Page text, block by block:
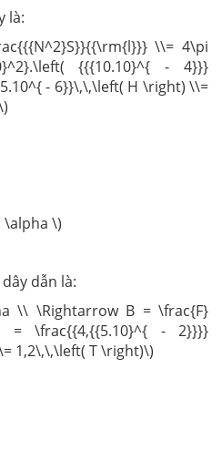
là:
\\= 4\pi
{{{10.10}^{ - 4}}}
- 6}}\,\,\left( H \right) \\=
\alpha \)
dẫn là:
\\ \Rightarrow B = \frac{F}
= \frac{{4,{{5.10}^{ - 2}}}}
1,2\,\,\left( T \right)\)